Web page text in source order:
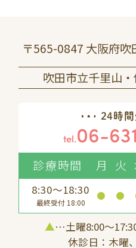
〒565-0847 大阪府
吹田市立千里山
24時
tel.06-
診療時間 月 火
8:30～18:30
最終受付 18:00
● ●
▲…土曜8:00〜
休診日：木曜